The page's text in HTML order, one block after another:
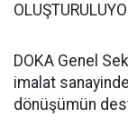
DOKA Genel
imalat
dönüşümün